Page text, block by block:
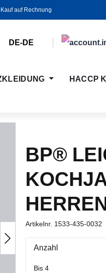
auf Rechnung
DE-DE
HACCP
BP®
Artikelnr. 1533-435-0032
Anzahl
Bis 4